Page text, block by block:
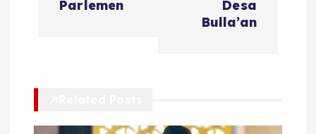
s
Parlemen
Desa
Bulla’an